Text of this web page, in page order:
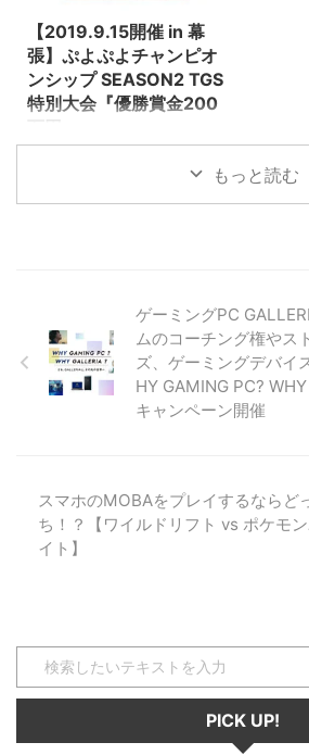
3丁目4
【2019.9.15開催 in 幕
張】ぷよぷよチャンピオ
ンシップ SEASON2 TGS
特別大会『優勝賞金200
万円』
ウ2019の【e-Sports X BLUE
催されます！ 公式サイト
（http://puyo.sega.jp/portal/eSp
orts/tournament/20190719_0019
61/）
もっと読む
ゲーミングPC
ムのコーチング権やス
ズ、ゲーミングデバイ
HY GAMING PC?
キャンペーン開催
スマホのMOBAをプレイするならど
ち！？【ワイルドリフト vs ポケモ
イト】
PICK UP!